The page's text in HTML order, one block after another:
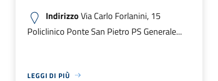
IndirizzoVia Carlo Forlanini, 15
Policlinico Ponte San Pietro PS Generale...
LEGGI DI PIÙ